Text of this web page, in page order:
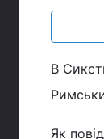
В
Як